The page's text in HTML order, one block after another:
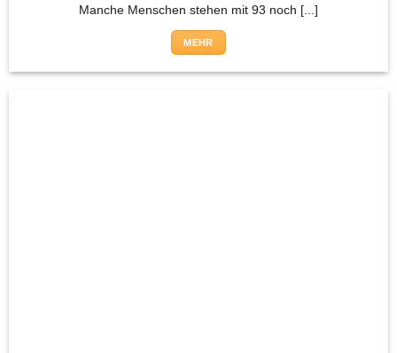
Manche Menschen stehen mit 93 noch [...]
MEHR